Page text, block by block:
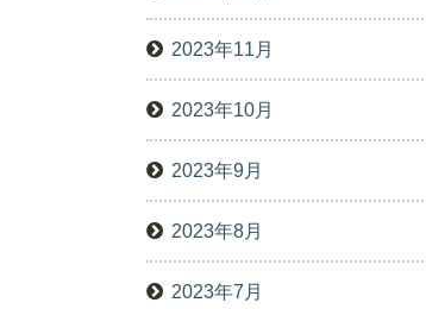
2023年11月
2023年10月
2023年9月
2023年8月
2023年7月